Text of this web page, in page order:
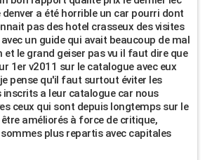
a été horrible un car pourri dont
pas des hotel crasseux des visites
un guide qui avait beaucoup de mal
et le grand geiser pas vu il faut dire que
1er v2011 sur le catalogue avec eux
pense qu'il faut surtout éviter les
inscrits a leur catalogue car nous
ceux qui sont depuis longtemps sur le
améliorés à force de critique,
plus repartis avec capitales